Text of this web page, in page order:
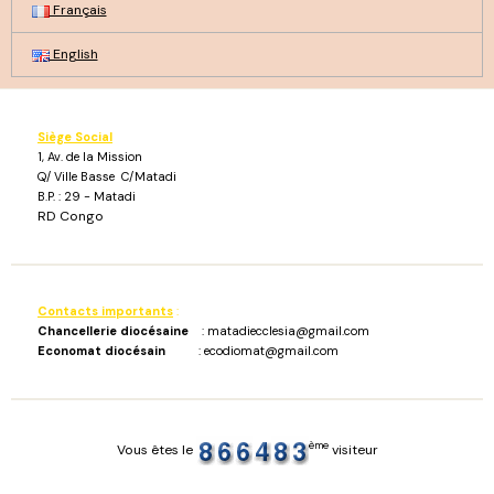
Français
English
Siège Social
1, Av. de la Mission
Q/ Ville Basse C/Matadi
B.P. : 29 - Matadi
RD Congo
Contacts importants :
Chancellerie diocésaine : matadiecclesia@gmail.com
Economat diocésain : ecodiomat@gmail.com
Vous êtes le èmevisiteur